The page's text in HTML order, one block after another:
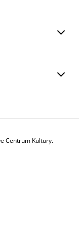
Centrum Kultury.
Kultury i